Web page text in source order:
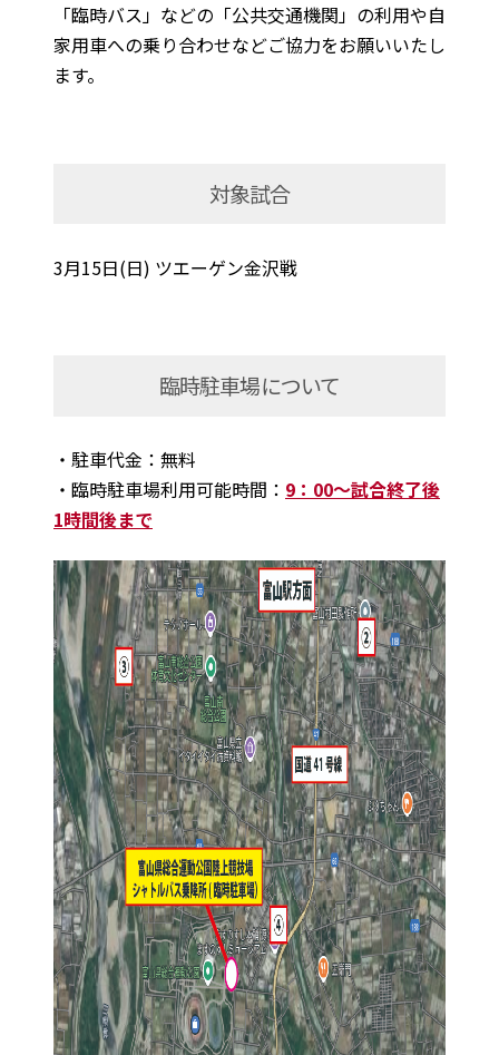
「臨時バス」などの「公共交通機関」の利用や自
家用車への乗り合わせなどご協力をお願いいたし
ます。
対象試合
3月15日(日) ツエーゲン金沢戦
臨時駐車場について
・駐車代金：無料
・臨時駐車場利用可能時間： 9：00～試合終了後
1時間後まで